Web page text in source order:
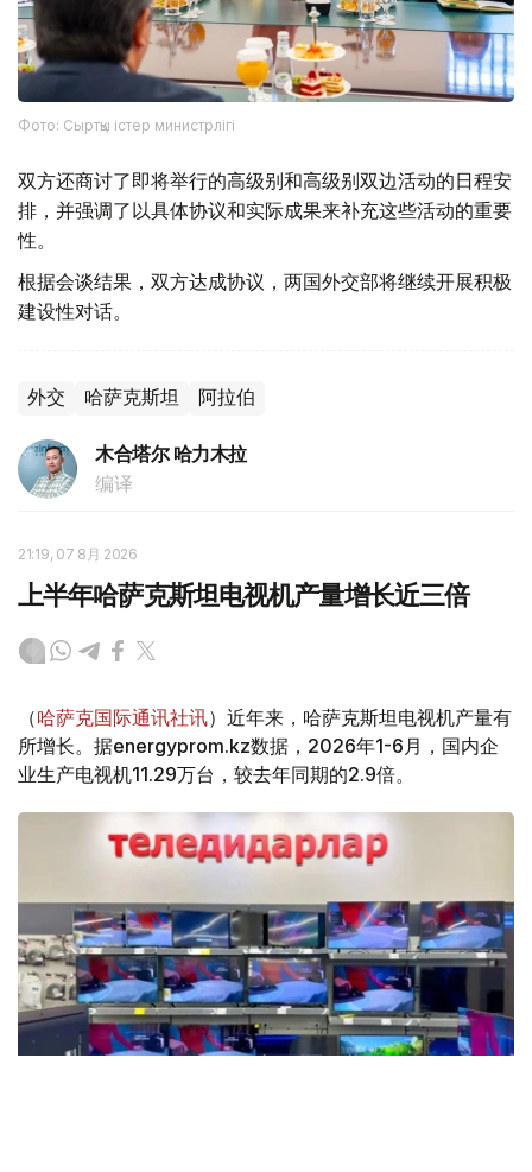
Фото: Сыртқы істер министрлігі
双方还商讨了即将举行的高级别和高级别双边活动的日程安
排，并强调了以具体协议和实际成果来补充这些活动的重要
性。
根据会谈结果，双方达成协议，两国外交部将继续开展积极
建设性对话。
外交 哈萨克斯坦 阿拉伯
木合塔尔 哈力木拉
编译
21:19, 07 8月 2026
上半年哈萨克斯坦电视机产量增长近三倍
（哈萨克国际通讯社讯）近年来，哈萨克斯坦电视机产量有
所增长。据energyprom.kz数据，2026年1-6月，国内企
业生产电视机11.29万台，较去年同期的2.9倍。